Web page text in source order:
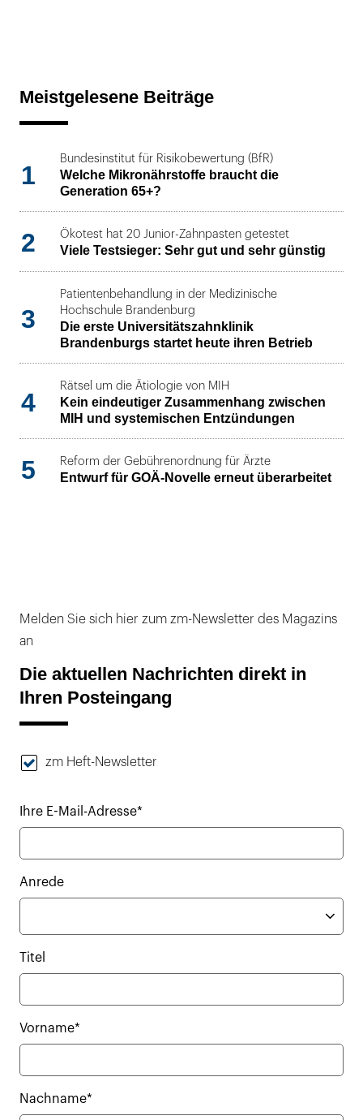
Meistgelesene Beiträge
1
Bundesinstitut für Risikobewertung (BfR)
Welche Mikronährstoffe braucht die
Generation 65+?
2 Ökotest hat 20 Junior-Zahnpasten getestet
Viele Testsieger: Sehr gut und sehr günstig
3
Patientenbehandlung in der Medizinische
Hochschule Brandenburg
Die erste Universitätszahnklinik
Brandenburgs startet heute ihren Betrieb
4
Rätsel um die Ätiologie von MIH
Kein eindeutiger Zusammenhang zwischen
MIH und systemischen Entzündungen
5 Reform der Gebührenordnung für Ärzte
Entwurf für GOÄ-Novelle erneut überarbeitet
Melden Sie sich hier zum zm-Newsletter des Magazins
an
Die aktuellen Nachrichten direkt in
Ihren Posteingang
zm Heft-Newsletter
Ihre E-Mail-Adresse*
Anrede
Titel
Vorname*
Nachname*